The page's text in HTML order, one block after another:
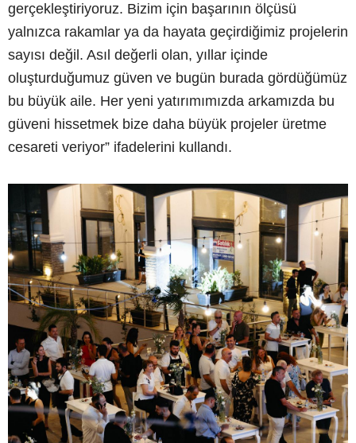
gerçekleştiriyoruz. Bizim için başarının ölçüsü
yalnızca rakamlar ya da hayata geçirdiğimiz projelerin
sayısı değil. Asıl değerli olan, yıllar içinde
oluşturduğumuz güven ve bugün burada gördüğümüz
bu büyük aile. Her yeni yatırımımızda arkamızda bu
güveni hissetmek bize daha büyük projeler üretme
cesareti veriyor” ifadelerini kullandı.